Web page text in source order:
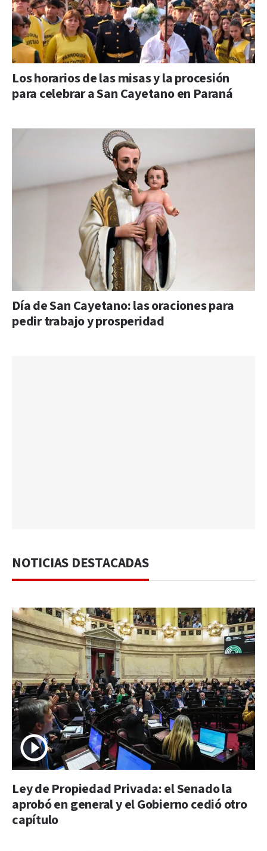
Los horarios de las misas y la procesión
para celebrar a San Cayetano en Paraná
Día de San Cayetano: las oraciones para
pedir trabajo y prosperidad
NOTICIAS DESTACADAS
Ley de Propiedad Privada: el Senado la
aprobó en general y el Gobierno cedió otro
capítulo